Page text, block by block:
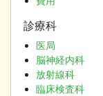
診療科
医局
脳神経内科
放射線科
臨床検査科